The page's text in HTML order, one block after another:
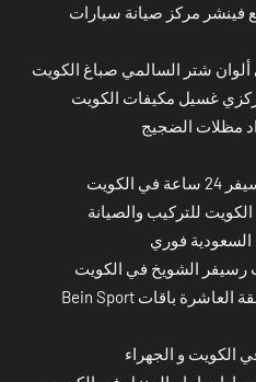
فينشر مركز صيانة سيارات
ألوان شتر السالمي صباغ الكويت
غسيل مكيفات الكويت
مظلات الضجيج
للتركيب والصيانة
فوري
الشويخ في الكويت
اشتراك بي ان سبورت المنطقة العاشرة باقات Bein Sport
الكويت و الجهراء